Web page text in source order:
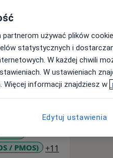
i
i
/ PMOS) +11
używać plików
statystycznych i
W każdej chwili
W ustawieniach
informacji znajdziesz w
Edytuj ustawienia